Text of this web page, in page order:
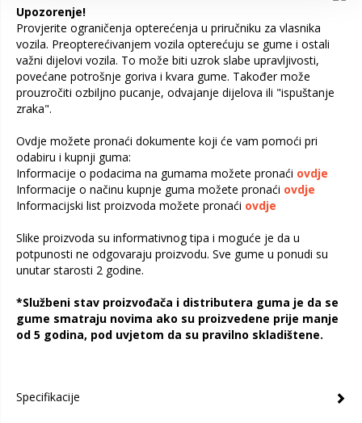
Upozorenje!
Provjerite ograničenja opterećenja u priručniku za vlasnika
vozila. Preopterećivanjem vozila opterećuju se gume i ostali
važni dijelovi vozila. To može biti uzrok slabe upravljivosti,
povećane potrošnje goriva i kvara gume. Također može
prouzročiti ozbiljno pucanje, odvajanje dijelova ili "ispuštanje
zraka".
Ovdje možete pronaći dokumente koji će vam pomoći pri
odabiru i kupnji guma:
Informacije o podacima na gumama možete pronaći ovdje
Informacije o načinu kupnje guma možete pronaći ovdje
Informacijski list proizvoda možete pronaći ovdje
Slike proizvoda su informativnog tipa i moguće je da u
potpunosti ne odgovaraju proizvodu. Sve gume u ponudi su
unutar starosti 2 godine.
*Službeni stav proizvođača i distributera guma je da se
gume smatraju novima ako su proizvedene prije manje
od 5 godina, pod uvjetom da su pravilno skladištene.
Specifikacije